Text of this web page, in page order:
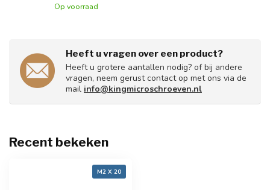
Op voorraad
Heeft u vragen over een product?
Heeft u grotere aantallen nodig? of bij andere
vragen, neem gerust contact op met ons via de
mail info@kingmicroschroeven.nl
Recent bekeken
M2 X 20